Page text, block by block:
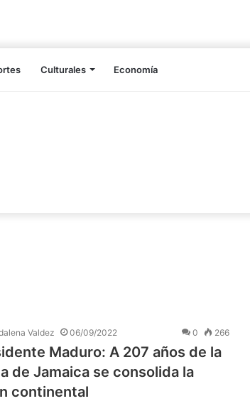
Culturales Economía
Valdez 06/09/2022 0 266
Maduro: A 207 años de la
de Jamaica se consolida la
continental